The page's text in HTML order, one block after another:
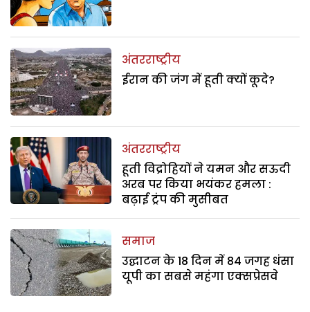
अंतरराष्ट्रीय
ईरान की जंग में हूती क्यों कूदे?
अंतरराष्ट्रीय
हूती विद्रोहियों ने यमन और सऊदी
अरब पर किया भयंकर हमला :
बढ़ाई ट्रंप की मुसीबत
समाज
उद्घाटन के 18 दिन में 84 जगह धंसा
यूपी का सबसे महंगा एक्सप्रेसवे